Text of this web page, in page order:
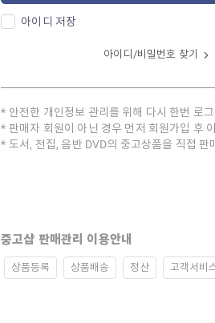
아이디 저장
아이디/비밀번호 찾기
안전한 개인정보 관리를 위해 다시 한번 로
판매자 회원이 아닌 경우 먼저 회원가입 후
도서, 전집, 음반 DVD의 중고상품을 직접
중고샵 판매관리 이용안내
상품등록 상품배송 정산 고객서비